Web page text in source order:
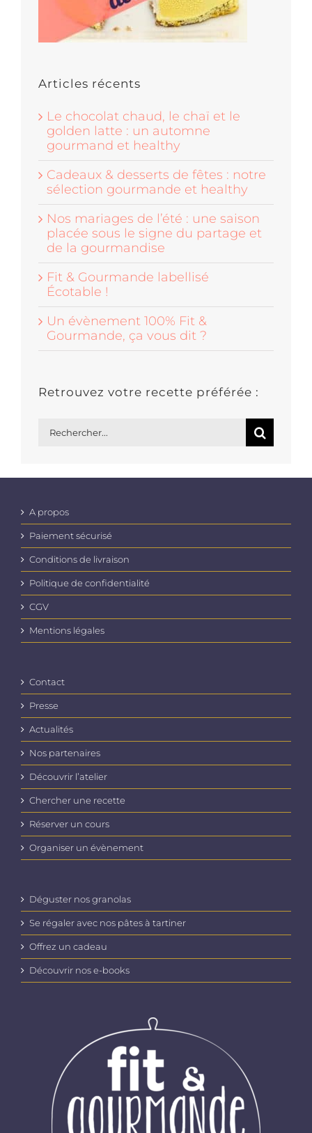
Articles récents
Le chocolat chaud, le chaï et le
golden latte : un automne
gourmand et healthy
Cadeaux & desserts de fêtes : notre
sélection gourmande et healthy
Nos mariages de l’été : une saison
placée sous le signe du partage et
de la gourmandise
Fit & Gourmande labellisé
Écotable !
Un évènement 100% Fit &
Gourmande, ça vous dit ?
Retrouvez votre recette préférée :
A propos
Paiement sécurisé
Conditions de livraison
Politique de confidentialité
CGV
Mentions légales
Contact
Presse
Actualités
Nos partenaires
Découvrir l’atelier
Chercher une recette
Réserver un cours
Organiser un évènement
Déguster nos granolas
Se régaler avec nos pâtes à tartiner
Offrez un cadeau
Découvrir nos e-books